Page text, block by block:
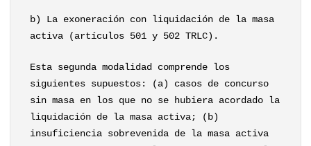
b) La exoneración con liquidación de la masa
activa (artículos 501 y 502 TRLC).
Esta segunda modalidad comprende los
siguientes supuestos: (a) casos de concurso
sin masa en los que no se hubiera acordado la
liquidación de la masa activa; (b)
insuficiencia sobrevenida de la masa activa